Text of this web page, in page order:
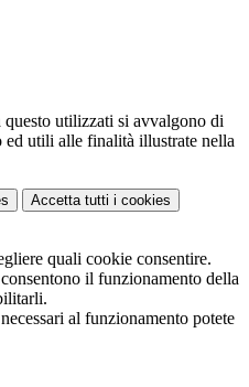
utilizzati si avvalgono di
ed utili alle finalità illustrate nella
Accetta tutti i cookies
quali cookie consentire.
il funzionamento della
al funzionamento potete